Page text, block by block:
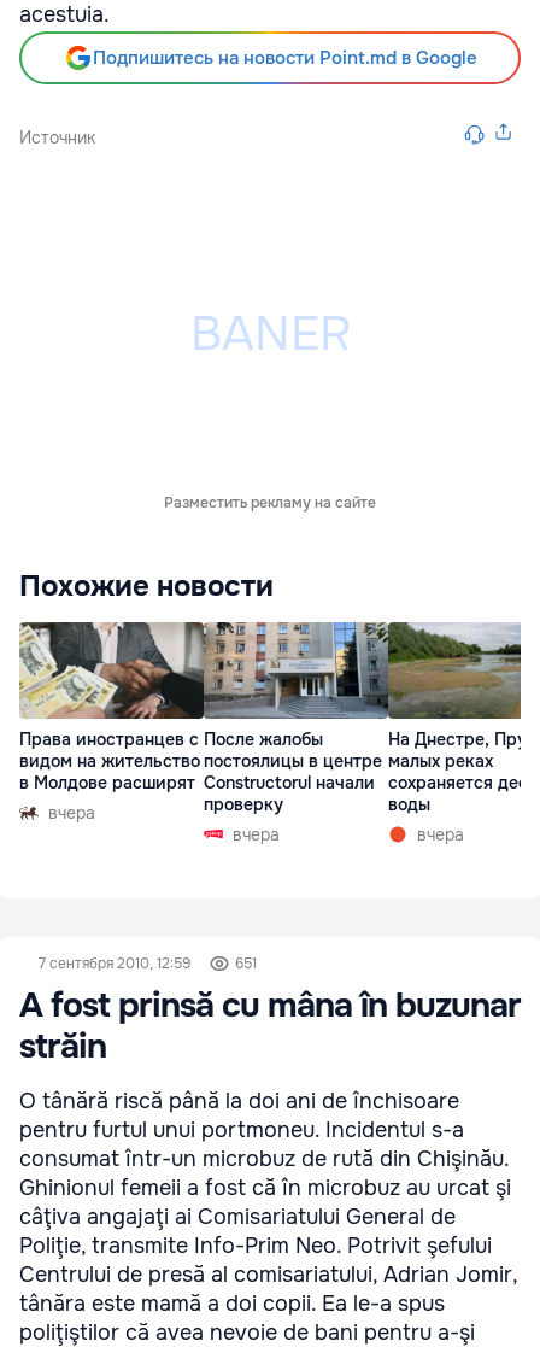
acestuia.
Подпишитесь на новости Point.md в Google
Источник
Разместить рекламу на сайте
Похожие новости
Права иностранцев с
видом на жительство
в Молдове расширят
вчера
После жалобы
постоялицы в центре
Constructorul начали
проверку
вчера
На Днестре,
малых реках
сохраняется
воды
вчера
7 сентября 2010, 12:59 651
A fost prinsă cu mâna în buzunar
străin
O tânără riscă până la doi ani de închisoare
pentru furtul unui portmoneu. Incidentul s-a
consumat într-un microbuz de rută din Chişinău.
Ghinionul femeii a fost că în microbuz au urcat şi
câţiva angajaţi ai Comisariatului General de
Poliţie, transmite Info-Prim Neo. Potrivit şefului
Centrului de presă al comisariatului, Adrian Jomir,
tânăra este mamă a doi copii. Ea le-a spus
poliţiştilor că avea nevoie de bani pentru a-şi